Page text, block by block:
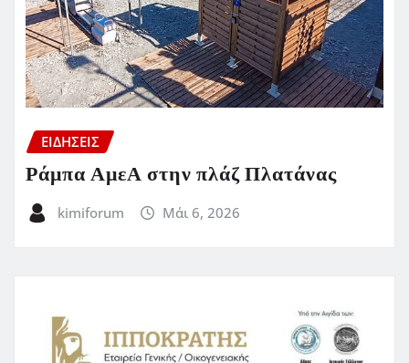
ΕΙΔΗΣΕΙΣ
Ράμπα ΑμεΑ στην πλάζ Πλατάνας
kimiforum Μάι 6, 2026